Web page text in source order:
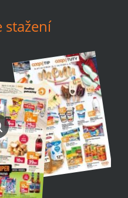
stažení